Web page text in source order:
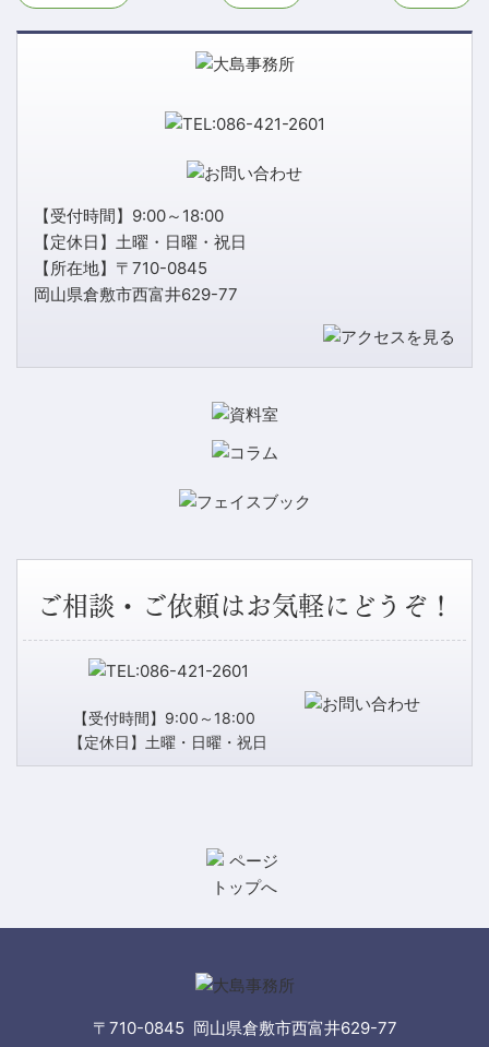
【受付時間】9:00～18:00
【定休日】土曜・日曜・祝日
【所在地】〒710-0845
岡山県倉敷市西富井629-77
ご相談・ご依頼はお気軽にどうぞ！
【受付時間】9:00～18:00
【定休日】土曜・日曜・祝日
〒710-0845 岡山県倉敷市西富井629-77